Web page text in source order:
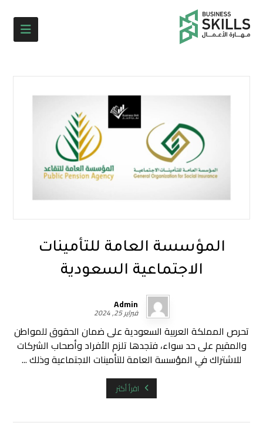
المؤسسة العامة للتأمينات
الاجتماعية السعودية
Admin
فبراير 25, 2024
تحرص المملكة العربية السعودية على ضمان الحقوق للمواطن
والمقيم على حد سواء، فتجدها تلزم الأفراد وأصحاب الشركات
للاشتراك في المؤسسة العامة للتأمينات الاجتماعية وذلك ...
اقرأ أكثر